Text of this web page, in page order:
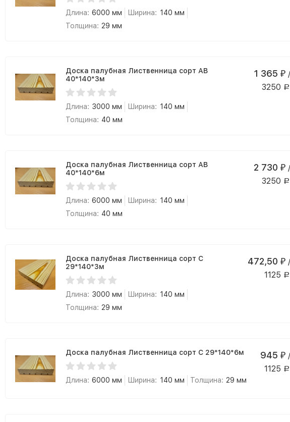
Длина: 6000 мм Ширина: 140 мм
Толщина: 29 мм
Доска палубная Лиственница сорт АВ
40*140*3м
Длина: 3000 мм Ширина: 140 мм
Толщина: 40 мм
1 365 ₽
3250 Р
Доска палубная Лиственница сорт АВ
40*140*6м
Длина: 6000 мм Ширина: 140 мм
Толщина: 40 мм
2 730 ₽
3250 Р
Доска палубная Лиственница сорт С
29*140*3м
Длина: 3000 мм Ширина: 140 мм
Толщина: 29 мм
472,50 ₽
1125 Р
Доска палубная Лиственница сорт С 29*140*6м
Длина: 6000 мм Ширина: 140 мм Толщина: 29 мм
945 ₽
1125 Р